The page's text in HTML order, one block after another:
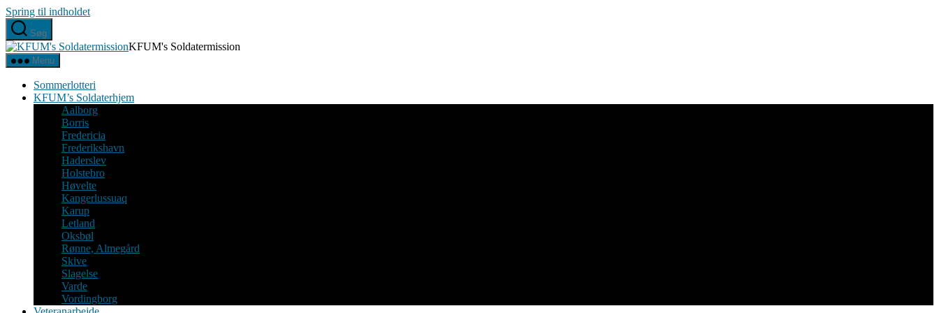
Spring til indholdet
Søg
KFUM's Soldatermission
Menu
Sommerlotteri
KFUM’s Soldaterhjem
Aalborg
Borris
Fredericia
Frederikshavn
Haderslev
Holstebro
Høvelte
Kangerlussuaq
Karup
Letland
Oksbøl
Rønne, Almegård
Skive
Slagelse
Varde
Vordingborg